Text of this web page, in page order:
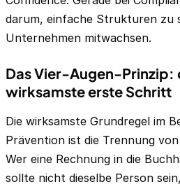
darum, einfache Strukturen zu
Unternehmen mitwachsen.
Das Vier-Augen-Prinzip:
wirksamste erste Schritt
Die wirksamste Grundregel im
Prävention ist die Trennung
Wer eine Rechnung in die
sollte nicht dieselbe Person